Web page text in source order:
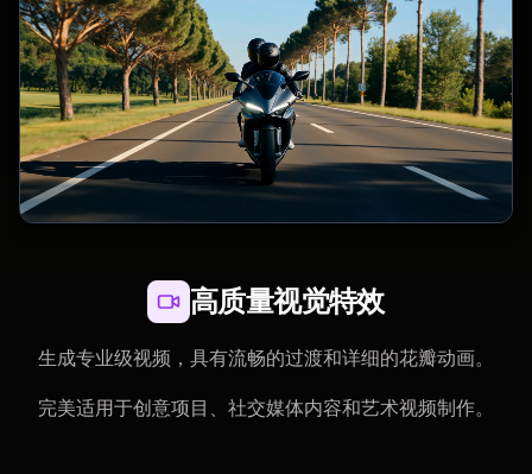
高质量视觉特效
生成专业级视频，具有流畅的过渡和详细的花瓣动画。
完美适用于创意项目、社交媒体内容和艺术视频制作。